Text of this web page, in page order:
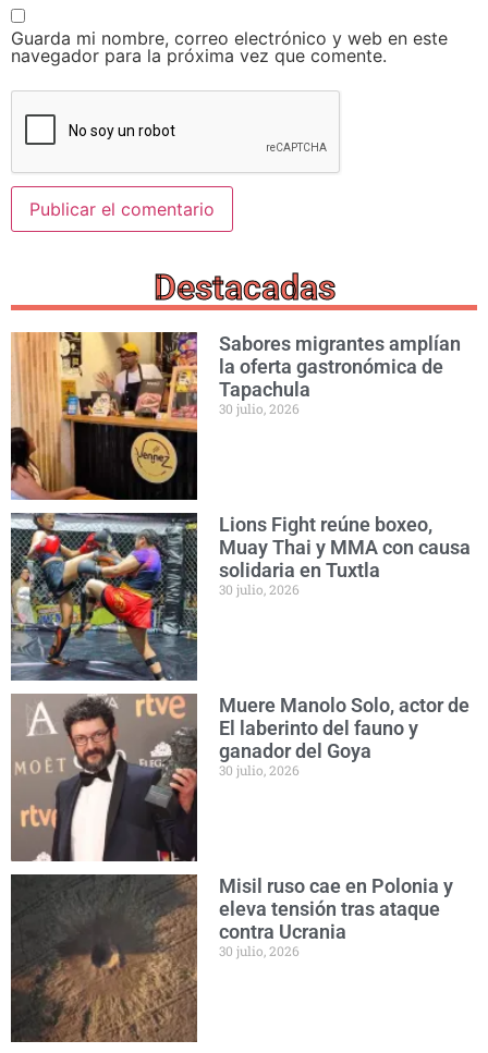
Guarda mi nombre, correo electrónico y web en este
navegador para la próxima vez que comente.
Destacadas
Sabores migrantes amplían
la oferta gastronómica de
Tapachula
30 julio, 2026
Lions Fight reúne boxeo,
Muay Thai y MMA con causa
solidaria en Tuxtla
30 julio, 2026
Muere Manolo Solo, actor de
El laberinto del fauno y
ganador del Goya
30 julio, 2026
Misil ruso cae en Polonia y
eleva tensión tras ataque
contra Ucrania
30 julio, 2026